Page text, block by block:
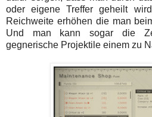
oder eigene Treffer geheilt
Reichweite erhöhen die man
Und man kann sogar die
gegnerische Projektile einem zu